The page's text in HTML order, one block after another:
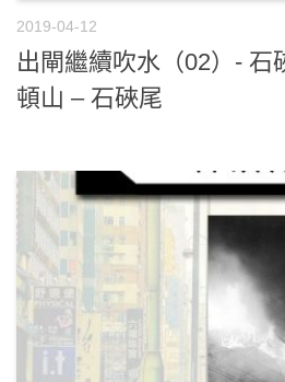
2019-04-12
出閘繼續吹水（02）- 石
頓山 – 石硤尾